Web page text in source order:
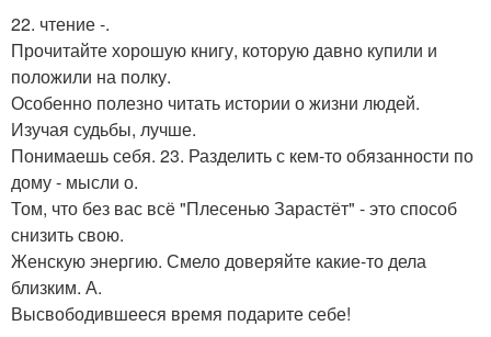
22. чтение -.
Прочитайте хорошую книгу, которую давно купили и
положили на полку.
Особенно полезно читать истории о жизни людей.
Изучая судьбы, лучше.
Понимаешь себя. 23. Разделить с кем-то обязанности по
дому - мысли о.
Том, что без вас всё "Плесенью Зарастёт" - это способ
снизить свою.
Женскую энергию. Смело доверяйте какие-то дела
близким. А.
Высвободившееся время подарите себе!